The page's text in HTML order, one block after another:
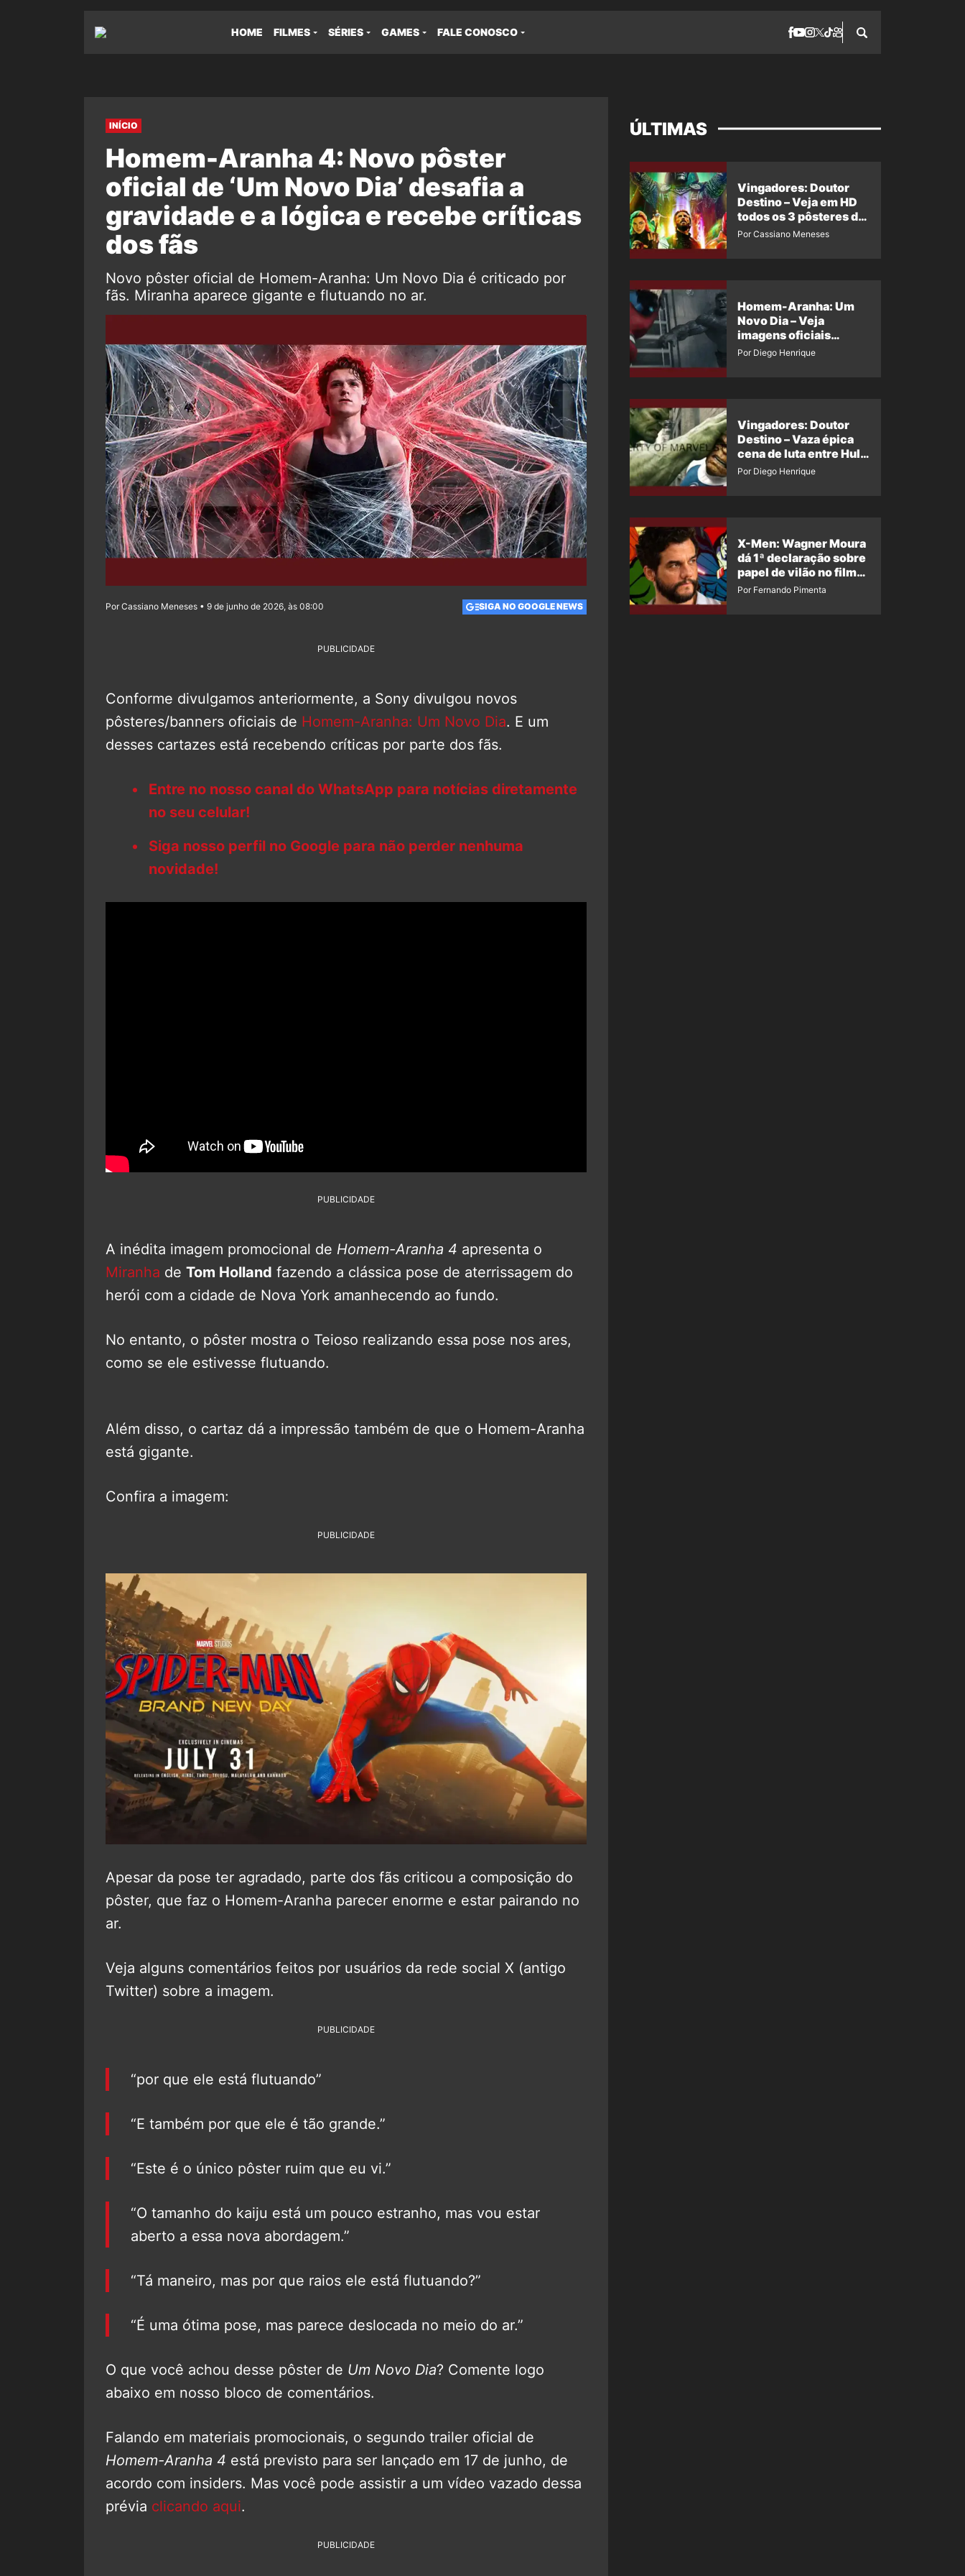
HOME FILMES SÉRIES GAMES FALE CONOSCO
INÍCIO
Homem-Aranha 4: Novo pôster
oficial de ‘Um Novo Dia’ desafia a
gravidade e a lógica e recebe críticas
dos fãs
Novo pôster oficial de Homem-Aranha: Um Novo Dia é criticado por
fãs. Miranha aparece gigante e flutuando no ar.
Por Cassiano Meneses • 9 de junho de 2026, às 08:00 SIGA NO GOOGLE NEWS
PUBLICIDADE
Conforme divulgamos anteriormente, a Sony divulgou novos
pôsteres/banners oficiais de Homem-Aranha: Um Novo Dia. E um
desses cartazes está recebendo críticas por parte dos fãs.
Entre no nosso canal do WhatsApp para notícias diretamente
no seu celular!
Siga nosso perfil no Google para não perder nenhuma
novidade!
PUBLICIDADE
A inédita imagem promocional de Homem-Aranha 4 apresenta o
Miranha de Tom Holland fazendo a clássica pose de aterrissagem do
herói com a cidade de Nova York amanhecendo ao fundo.
No entanto, o pôster mostra o Teioso realizando essa pose nos ares,
como se ele estivesse flutuando.
Além disso, o cartaz dá a impressão também de que o Homem-Aranha
está gigante.
Confira a imagem:
PUBLICIDADE
Apesar da pose ter agradado, parte dos fãs criticou a composição do
pôster, que faz o Homem-Aranha parecer enorme e estar pairando no
ar.
Veja alguns comentários feitos por usuários da rede social X (antigo
Twitter) sobre a imagem.
PUBLICIDADE
“por que ele está flutuando”
“E também por que ele é tão grande.”
“Este é o único pôster ruim que eu vi.”
“O tamanho do kaiju está um pouco estranho, mas vou estar
aberto a essa nova abordagem.”
“Tá maneiro, mas por que raios ele está flutuando?”
“É uma ótima pose, mas parece deslocada no meio do ar.”
O que você achou desse pôster de Um Novo Dia? Comente logo
abaixo em nosso bloco de comentários.
Falando em materiais promocionais, o segundo trailer oficial de
Homem-Aranha 4 está previsto para ser lançado em 17 de junho, de
acordo com insiders. Mas você pode assistir a um vídeo vazado dessa
prévia clicando aqui.
PUBLICIDADE
ÚLTIMAS
Vingadores: Doutor
Destino – Veja em HD
todos os 3 pôsteres de
‘Doomsday’ + 1 imagem
Por Cassiano Meneses
Homem-Aranha: Um
Novo Dia – Veja
imagens oficiais
descartadas do Hulk
Por Diego Henrique
Vingadores: Doutor
Destino – Vaza épica
cena de luta entre Hulk
e o Coisa
Por Diego Henrique
X-Men: Wagner Moura
dá 1ª declaração sobre
papel de vilão no filme
da Marvel
Por Fernando Pimenta